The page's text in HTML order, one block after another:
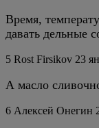
Время,
давать дельные
5 Rost Firsikov 23
А масло
6 Алексей Онегин